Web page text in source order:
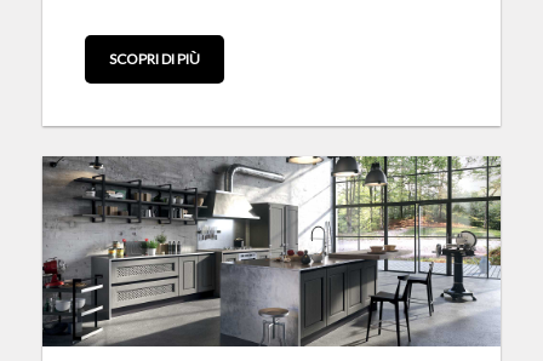
SCOPRI DI PIÙ